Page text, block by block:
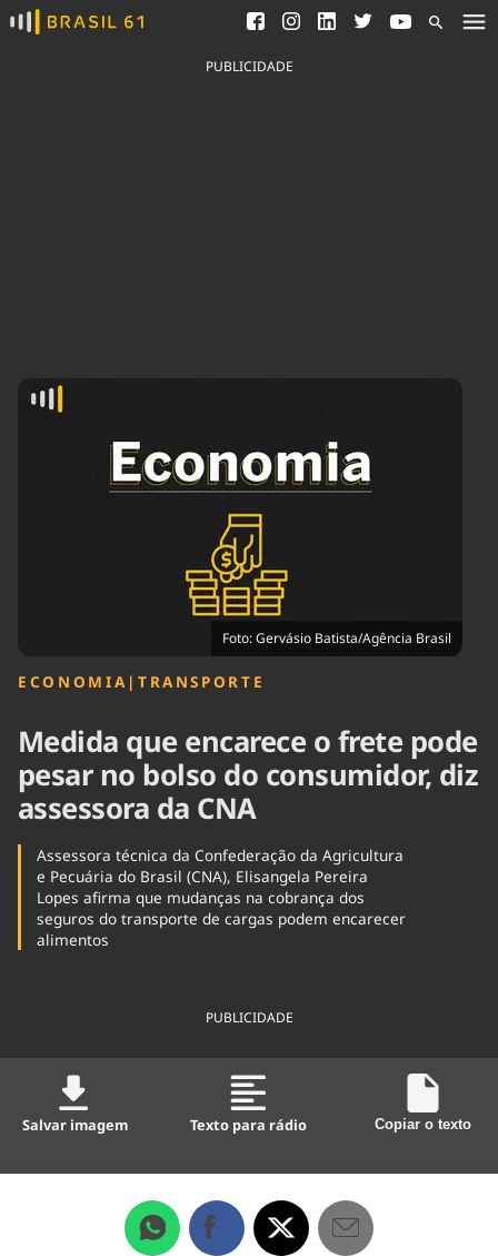
Ver todas as notícias
Saneamento
Indicadores
Agronegócios
Economia
Educação
Infraestrutura
Internacional
Podcast
Política
Saúde
PUBLICIDADE
Foto: Gervásio Batista/Agência Brasil
ECONOMIA | TRANSPORTE
Medida que encarece o frete pode
pesar no bolso do consumidor, diz
assessora da CNA
Assessora técnica da Confederação da Agricultura
e Pecuária do Brasil (CNA), Elisangela Pereira
Lopes afirma que mudanças na cobrança dos
seguros do transporte de cargas podem encarecer
alimentos
PUBLICIDADE
Salvar imagem Texto para rádio Copiar o texto